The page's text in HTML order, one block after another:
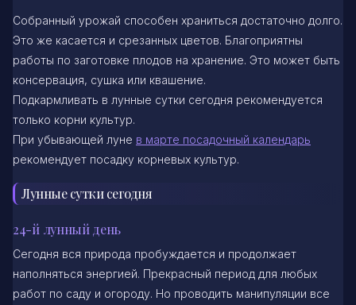
Собранный урожай способен храниться достаточно долго.
Это же касается и срезанных цветов. Благоприятны
работы по заготовке плодов на хранение. Это может быть
консервация, сушка или квашение.
Подкармливать в лунные сутки сегодня рекомендуется
только корни культур.
При убывающей луне в марте посадочный календарь
рекомендует посадку корневых культур.
Лунные сутки сегодня
24-й лунный день
Сегодня вся природа пробуждается и продолжает
наполняться энергией. Прекрасный период для любых
работ по саду и огороду. Но проводить манипуляции все